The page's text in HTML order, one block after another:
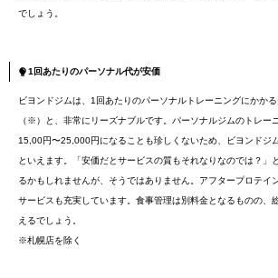
でしょう。
1回あたりのパーソナル代が安価
ビヨンドジムは、1回あたりのパーソナルトレーニングにかか
（※）と、非常にリーズナブルです。パーソナルジムのトレー
15,00円〜25,000円になることも珍しくないため、ビヨンドジ
といえます。「安価だとサービスの質もそれなりなのでは？」
るかもしれませんが、そうではありません。アフタープロテイ
サービスも充実しています。食事管理は別料金となるものの、
えるでしょう。
※札幌店を除く